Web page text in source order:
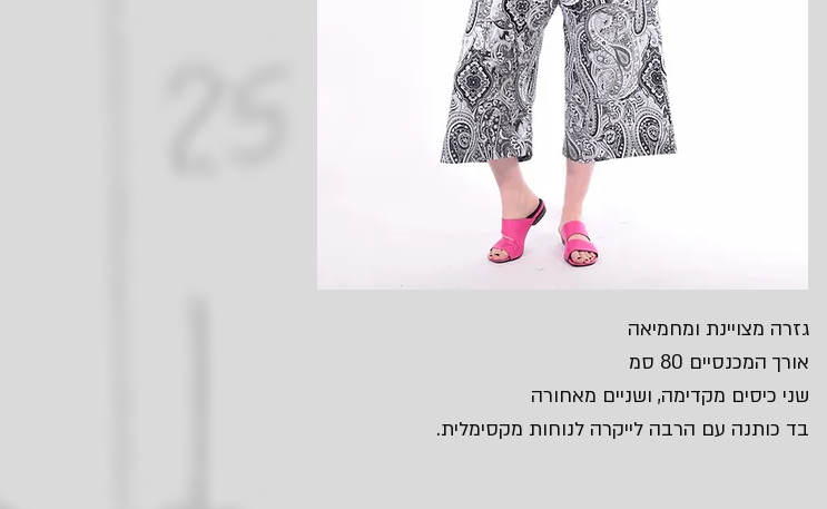
גזרה מצויינת ומחמיאה
אורך המכנסיים 80 סמ
שני כיסים מקדימה, ושניים מאחורה
בד כותנה עם הרבה לייקרה לנוחות מקסימלית.